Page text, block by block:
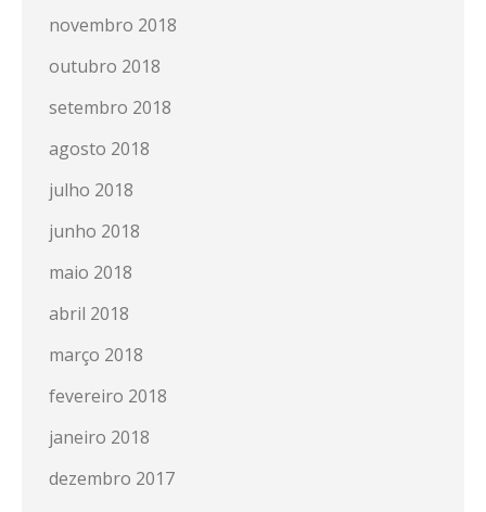
novembro 2018
outubro 2018
setembro 2018
agosto 2018
julho 2018
junho 2018
maio 2018
abril 2018
março 2018
fevereiro 2018
janeiro 2018
dezembro 2017